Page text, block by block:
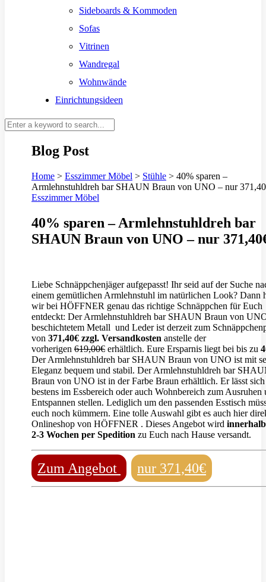
Sideboards & Kommoden
Sofas
Vitrinen
Wandregal
Wohnwände
Einrichtungsideen
Blog Post
Home > Esszimmer Möbel > Stühle > 40% sparen –
Armlehnstuhldreh bar SHAUN Braun von UNO – nur
Esszimmer Möbel
40% sparen – Armlehnstuhldreh bar
SHAUN Braun von UNO – nur
Liebe Schnäppchenjäger aufgepasst! Ihr seid auf der Suche
einem gemütlichen Armlehnstuhl im natürlichen Look? Dann
wir bei HÖFFNER genau das richtige Schnäppchen für Euch
entdeckt: Der Armlehnstuhldreh bar SHAUN Braun von
beschichtetem Metall und Leder ist derzeit zum
von 371,40€ zzgl. Versandkosten anstelle der
vorherigen 619,00€ erhältlich. Eure Ersparnis liegt bei bis zu
Der Armlehnstuhldreh bar SHAUN Braun von UNO ist mit
Eleganz bequem und stabil. Der Armlehnstuhldreh bar
Braun von UNO ist in der Farbe Braun erhältlich. Er lässt sich
bestens im Essbereich oder auch Wohnbereich zum Ausruhen
Entspannen stellen. Lediglich um den passenden Esstisch
euch noch kümmern. Eine tolle Auswahl gibt es auch hier
Onlineshop von HÖFFNER . Dieses Angebot wird
2-3 Wochen per Spedition zu Euch nach Hause versandt.
Zum Angebot nur 371,40€